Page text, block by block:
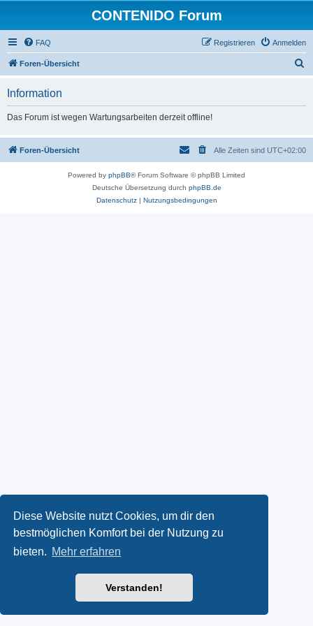
Diese Website nutzt Cookies, um dir den
bestmöglichen Komfort bei der Nutzung zu
bieten. Mehr erfahren
Verstanden!
CONTENIDO Forum
FAQ Anmelden
Registrieren
Foren-Übersicht
Information
Das Forum ist wegen Wartungsarbeiten derzeit offline!
Foren-Übersicht Alle Zeiten sind UTC+02:00
Powered by phpBB® Forum Software © phpBB Limited
Deutsche Übersetzung durch phpBB.de
Datenschutz| Nutzungsbedingungen